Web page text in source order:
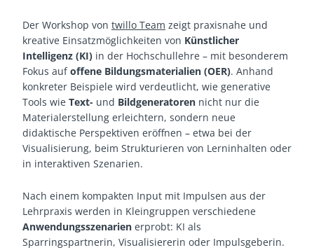
Der Workshop von twillo Team zeigt praxisnahe und
kreative Einsatzmöglichkeiten von Künstlicher
Intelligenz (KI) in der Hochschullehre – mit besonderem
Fokus aufoffene Bildungsmaterialien (OER). Anhand
konkreter Beispiele wird verdeutlicht, wie generative
Tools wie Text- und Bildgeneratoren nicht nur die
Materialerstellung erleichtern, sondern neue
didaktische Perspektiven eröffnen – etwa bei der
Visualisierung, beim Strukturieren von Lerninhalten oder
in interaktiven Szenarien.
Nach einem kompakten Input mit Impulsen aus der
Lehrpraxis werden in Kleingruppen verschiedene
Anwendungsszenarien erprobt: KI als
Sparringspartnerin, Visualisiererin oder Impulsgeberin.